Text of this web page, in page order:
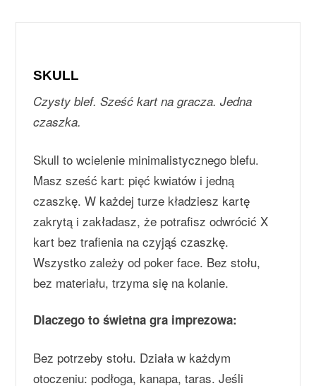
SKULL
Czysty blef. Sześć kart na gracza. Jedna
czaszka.
Skull to wcielenie minimalistycznego blefu.
Masz sześć kart: pięć kwiatów i jedną
czaszkę. W każdej turze kładziesz kartę
zakrytą i zakładasz, że potrafisz odwrócić X
kart bez trafienia na czyjąś czaszkę.
Wszystko zależy od poker face. Bez stołu,
bez materiału, trzyma się na kolanie.
Dlaczego to świetna gra imprezowa:
Bez potrzeby stołu. Działa w każdym
otoczeniu: podłoga, kanapa, taras. Jeśli